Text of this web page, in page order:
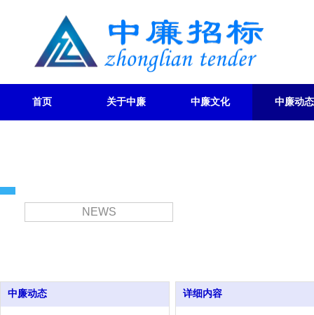
首页 关于中廉 中廉文化 中廉动态
NEWS
中廉动态 详细内容